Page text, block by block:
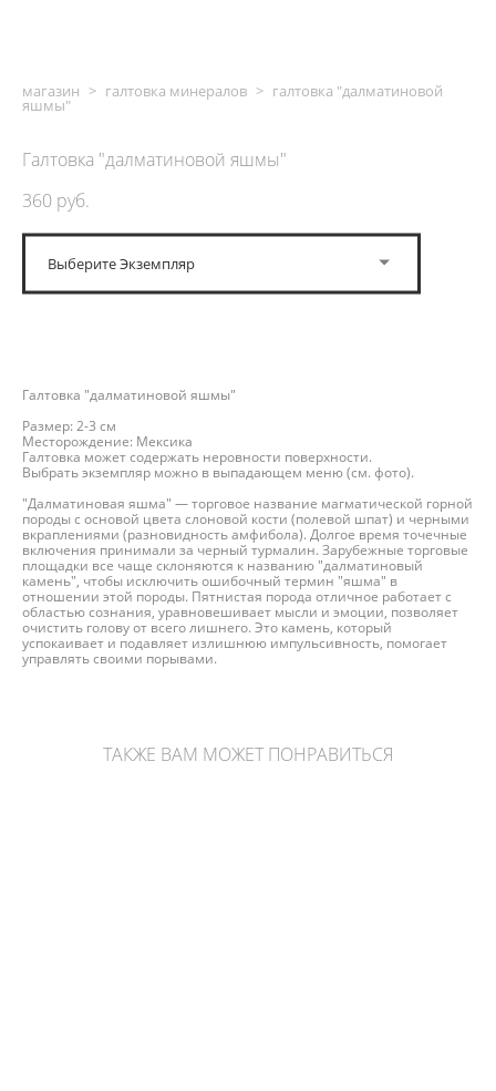
магазин > галтовка минералов > галтовка "далматиновой
яшмы"
Галтовка "далматиновой яшмы"
360 pуб.
Выберите Экземпляр
Галтовка "далматиновой яшмы"
Размер: 2-3 см
Месторождение: Мексика
Галтовка может содержать неровности поверхности.
Выбрать экземпляр можно в выпадающем меню (см. фото).
"Далматиновая яшма" — торговое название магматической горной
породы с основой цвета слоновой кости (полевой шпат) и черными
вкраплениями (разновидность амфибола). Долгое время точечные
включения принимали за черный турмалин. Зарубежные торговые
площадки все чаще склоняются к названию "далматиновый
камень", чтобы исключить ошибочный термин "яшма" в
отношении этой породы. Пятнистая порода отличное работает с
областью сознания, уравновешивает мысли и эмоции, позволяет
очистить голову от всего лишнего. Это камень, который
успокаивает и подавляет излишнюю импульсивность, помогает
управлять своими порывами.
ТАКЖЕ ВАМ МОЖЕТ ПОНРАВИТЬСЯ